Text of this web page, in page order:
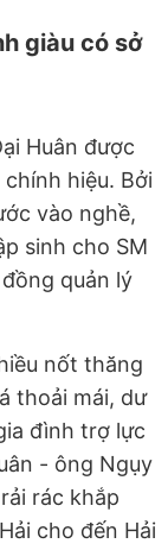
giàu có sở
Huân được
hiệu. Bởi
vào nghề,
sinh cho SM
quản lý
nốt thăng
thoải mái, dư
đình trợ lực
- ông Ngụy
rác khắp
cho đến Hải